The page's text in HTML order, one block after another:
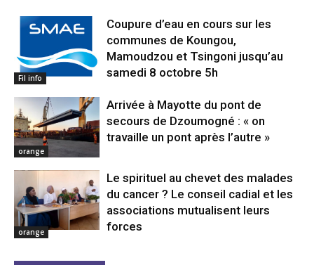
Fil info
Coupure d’eau en cours sur les
communes de Koungou,
Mamoudzou et Tsingoni jusqu’au
samedi 8 octobre 5h
orange
Arrivée à Mayotte du pont de
secours de Dzoumogné : « on
travaille un pont après l’autre »
orange
Le spirituel au chevet des malades
du cancer ? Le conseil cadial et les
associations mutualisent leurs
forces